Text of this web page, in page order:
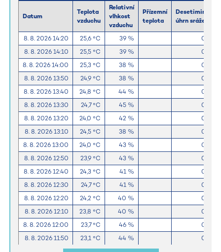
Datum
Teplota
vzduchu
Relativní
vlhkost
vzduchu
Přízemní
teplota
úhrn srážek
8. 8. 2026 14:20 25,6 °C 39 %
0,0
8. 8. 2026 14:10
25,5 °C 39 %
0,0
8. 8. 2026 14:00
25,3 °C 38 %
0,0
8. 8. 2026 13:50
24,9 °C 38 %
0,0
8. 8. 2026 13:40
24,8 °C 44 %
0,0
8. 8. 2026 13:30
24,7 °C 45 %
0,0
8. 8. 2026 13:20
24,0 °C 42 %
0,0
8. 8. 2026 13:10
24,5 °C 38 %
0,0
8. 8. 2026 13:00
24,0 °C 43 %
0,0
8. 8. 2026 12:50
23,9 °C 43 %
0,0
8. 8. 2026 12:40
24,3 °C 41 %
0,0
8. 8. 2026 12:30
24,7 °C 41 %
0,0
8. 8. 2026 12:20
24,2 °C 40 %
0,0
8. 8. 2026 12:10
23,8 °C 40 %
0,0
8. 8. 2026 12:00
23,7 °C 46 %
0,0
8. 8. 2026 11:50
23,1 °C 44 %
0,0